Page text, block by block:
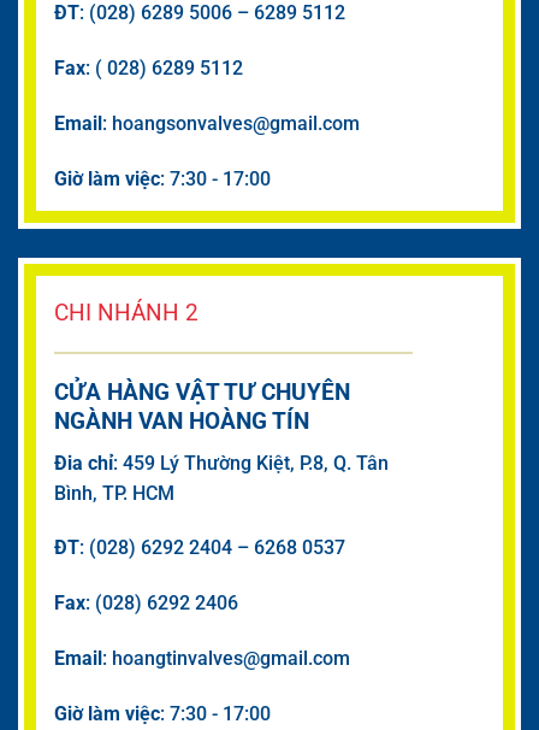
ĐT: (028) 6289 5006 – 6289 5112
Fax: ( 028) 6289 5112
Email: hoangsonvalves@gmail.com
Giờ làm việc: 7:30 - 17:00
CHI NHÁNH 2
CỬA HÀNG VẬT TƯ CHUYÊN
NGÀNH VAN HOÀNG TÍN
Đia chỉ: 459 Lý Thường Kiệt, P.8, Q. Tân
Bình, TP. HCM
ĐT: (028) 6292 2404 – 6268 0537
Fax: (028) 6292 2406
Email: hoangtinvalves@gmail.com
Giờ làm việc: 7:30 - 17:00